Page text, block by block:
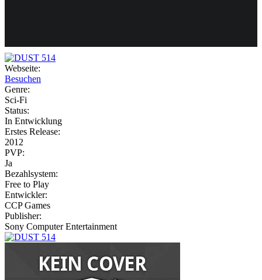
Webseite:
Besuchen
Genre:
Sci-Fi
Status:
In Entwicklung
Erstes Release:
2012
PVP:
Ja
Bezahlsystem:
Free to Play
Entwickler:
CCP Games
Publisher:
Sony Computer Entertainment